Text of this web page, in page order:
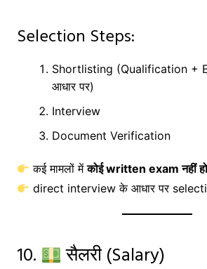
Selection Steps:
Shortlisting (Qualification +
आधार पर)
Interview
Document Verification
कई मामलों मेंकोई written exam नहीं
direct interview के आधार पर
10. सैलरी (Salary)